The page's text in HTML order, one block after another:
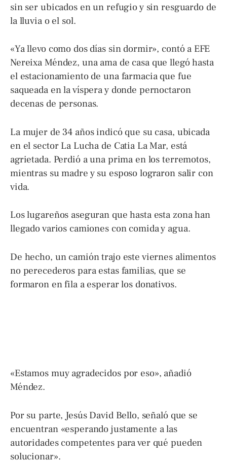
sin ser ubicados en un refugio y sin resguardo de
la lluvia o el sol.
«Ya llevo como dos días sin dormir», contó a EFE
Nereixa Méndez, una ama de casa que llegó hasta
el estacionamiento de una farmacia que fue
saqueada en la víspera y donde pernoctaron
decenas de personas.
La mujer de 34 años indicó que su casa, ubicada
en el sector La Lucha de Catia La Mar, está
agrietada. Perdió a una prima en los terremotos,
mientras su madre y su esposo lograron salir con
vida.
Los lugareños aseguran que hasta esta zona han
llegado varios camiones con comida y agua.
De hecho, un camión trajo este viernes alimentos
no perecederos para estas familias, que se
formaron en fila a esperar los donativos.
«Estamos muy agradecidos por eso», añadió
Méndez.
Por su parte, Jesús David Bello, señaló que se
encuentran «esperando justamente a las
autoridades competentes para ver qué pueden
solucionar».